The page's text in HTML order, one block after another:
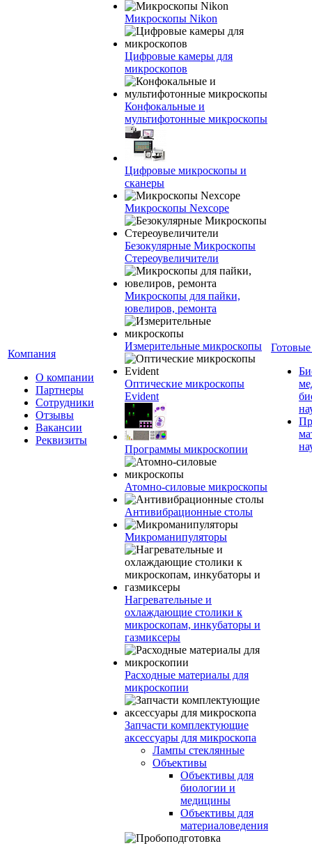
Компания
О компании
Партнеры
Сотрудники
Отзывы
Вакансии
Реквизиты
Микроскопы Nikon
Цифровые камеры для
микроскопов
Конфокальные и
мультифотонные микроскопы
Цифровые микроскопы и
сканеры
Микроскопы Nexcope
Безокулярные Микроскопы
Стереоувеличители
Микроскопы для пайки,
ювелиров, ремонта
Измерительные микроскопы
Оптические микроскопы
Evident
Программы микроскопии
Атомно-силовые микроскопы
Антивибрационные столы
Микроманипуляторы
Нагревательные и
охлаждающие столики к
микроскопам, инкубаторы и
газмиксеры
Расходные материалы для
микроскопии
Запчасти комплектующие
аксессуары для микроскопа
Лампы стеклянные
Объективы
Объективы для
биологии и
медицины
Объективы для
материаловедения